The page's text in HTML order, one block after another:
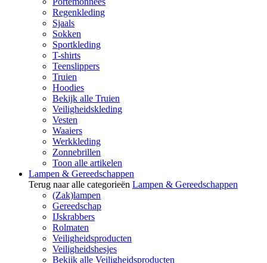
Regenkleding
Sjaals
Sokken
Sportkleding
T-shirts
Teenslippers
Truien
Hoodies
Bekijk alle Truien
Veiligheidskleding
Vesten
Waaiers
Werkkleding
Zonnebrillen
Toon alle artikelen
Lampen & Gereedschappen
Terug naar alle categorieën Lampen & Gereedschappen
(Zak)lampen
Gereedschap
IJskrabbers
Rolmaten
Veiligheidsproducten
Veiligheidshesjes
Bekijk alle Veiligheidsproducten